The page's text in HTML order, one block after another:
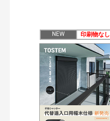
NEW 印刷物なし